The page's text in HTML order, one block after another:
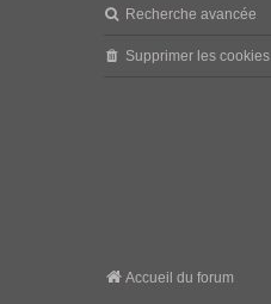
Recherche avancée
Supprimer les cookies
Accueil du forum